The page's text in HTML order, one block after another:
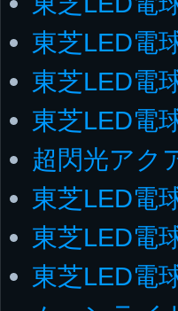
東芝LED電
東芝LED電
東芝LED電
超閃光アク
東芝LED電
東芝LED電
東芝LED電